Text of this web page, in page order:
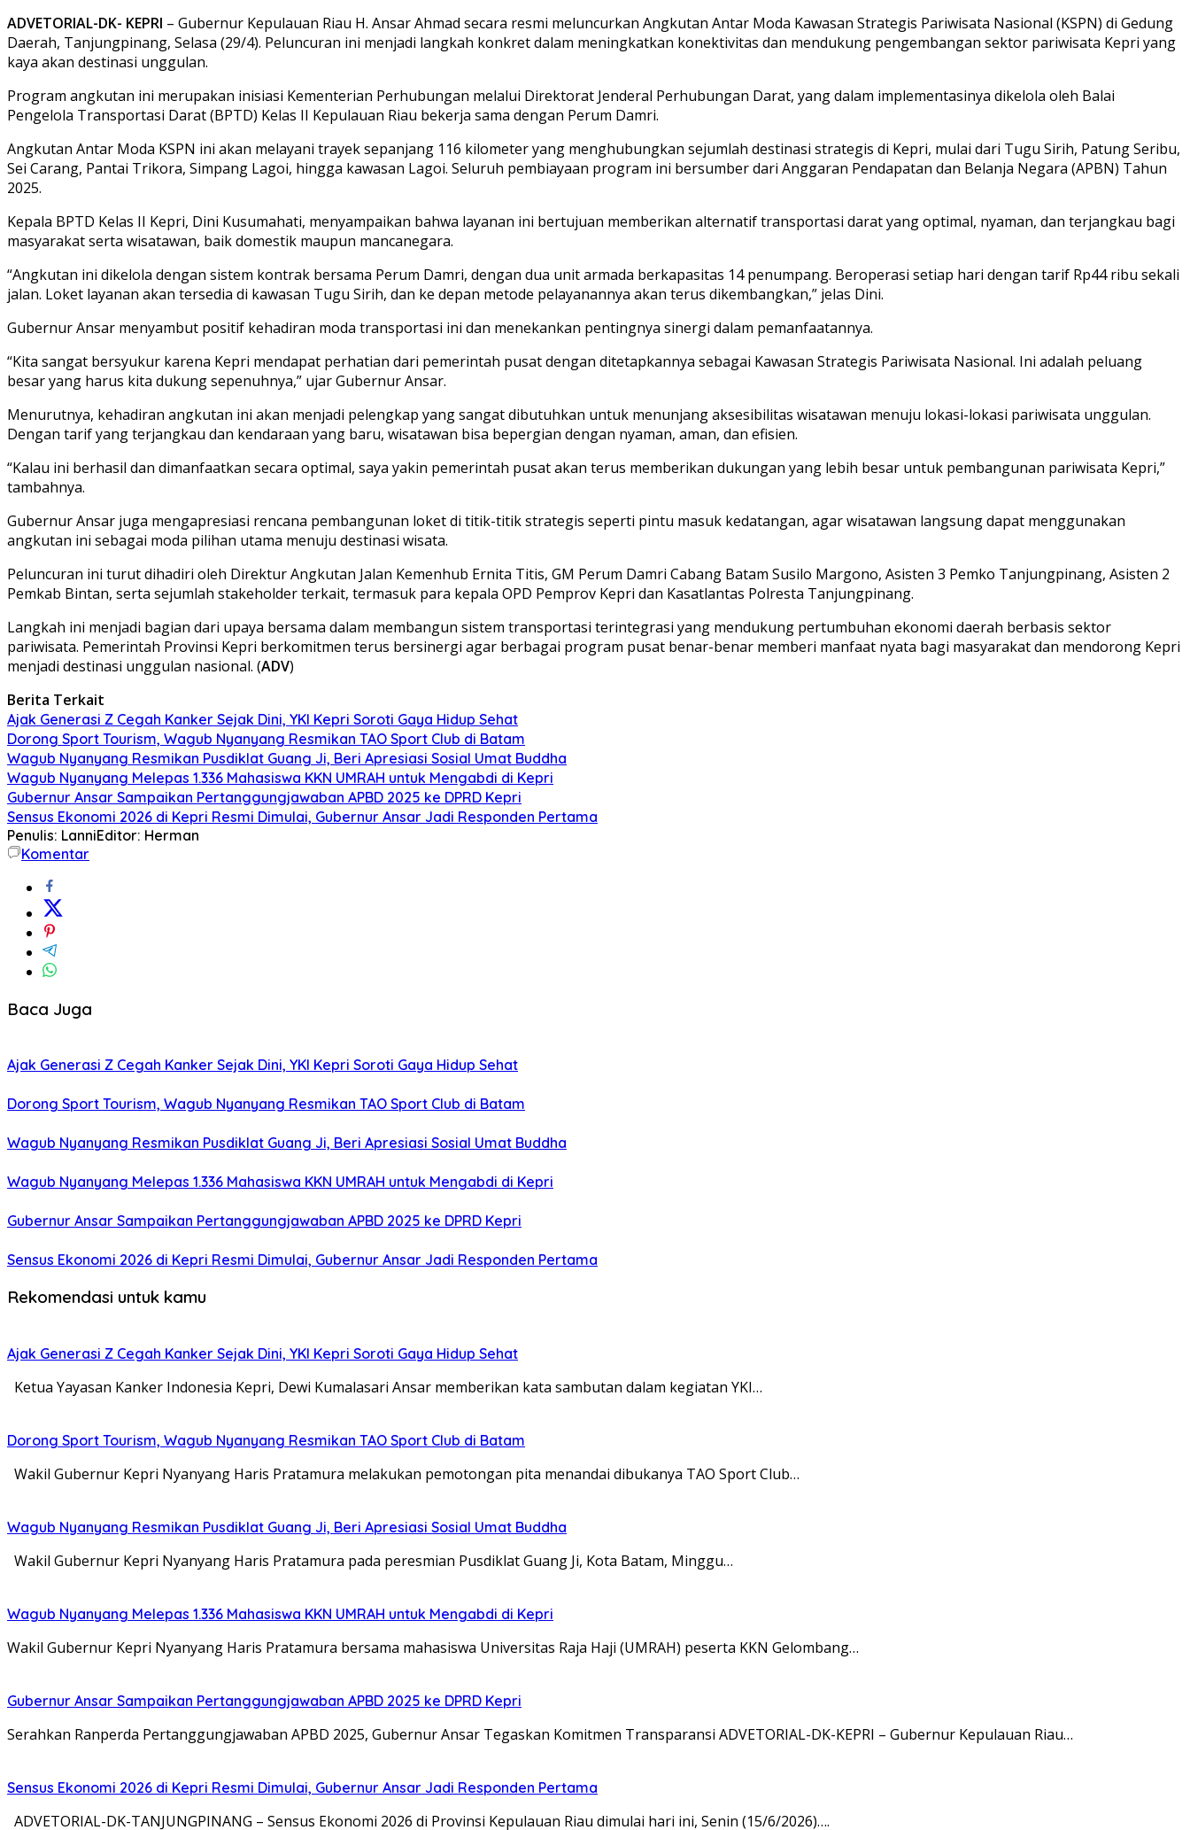
ADVETORIAL-DK- KEPRI – Gubernur Kepulauan Riau H. Ansar Ahmad secara resmi meluncurkan Angkutan Antar Moda Kawasan Strategis Pariwisata Nasional (KSPN) di Gedung
Daerah, Tanjungpinang, Selasa (29/4). Peluncuran ini menjadi langkah konkret dalam meningkatkan konektivitas dan mendukung pengembangan sektor pariwisata Kepri yang
kaya akan destinasi unggulan.
Program angkutan ini merupakan inisiasi Kementerian Perhubungan melalui Direktorat Jenderal Perhubungan Darat, yang dalam implementasinya dikelola oleh Balai
Pengelola Transportasi Darat (BPTD) Kelas II Kepulauan Riau bekerja sama dengan Perum Damri.
Angkutan Antar Moda KSPN ini akan melayani trayek sepanjang 116 kilometer yang menghubungkan sejumlah destinasi strategis di Kepri, mulai dari Tugu Sirih, Patung Seribu,
Sei Carang, Pantai Trikora, Simpang Lagoi, hingga kawasan Lagoi. Seluruh pembiayaan program ini bersumber dari Anggaran Pendapatan dan Belanja Negara (APBN) Tahun
2025.
Kepala BPTD Kelas II Kepri, Dini Kusumahati, menyampaikan bahwa layanan ini bertujuan memberikan alternatif transportasi darat yang optimal, nyaman, dan terjangkau bagi
masyarakat serta wisatawan, baik domestik maupun mancanegara.
“Angkutan ini dikelola dengan sistem kontrak bersama Perum Damri, dengan dua unit armada berkapasitas 14 penumpang. Beroperasi setiap hari dengan tarif Rp44 ribu sekali
jalan. Loket layanan akan tersedia di kawasan Tugu Sirih, dan ke depan metode pelayanannya akan terus dikembangkan,” jelas Dini.
Gubernur Ansar menyambut positif kehadiran moda transportasi ini dan menekankan pentingnya sinergi dalam pemanfaatannya.
“Kita sangat bersyukur karena Kepri mendapat perhatian dari pemerintah pusat dengan ditetapkannya sebagai Kawasan Strategis Pariwisata Nasional. Ini adalah peluang
besar yang harus kita dukung sepenuhnya,” ujar Gubernur Ansar.
Menurutnya, kehadiran angkutan ini akan menjadi pelengkap yang sangat dibutuhkan untuk menunjang aksesibilitas wisatawan menuju lokasi-lokasi pariwisata unggulan.
Dengan tarif yang terjangkau dan kendaraan yang baru, wisatawan bisa bepergian dengan nyaman, aman, dan efisien.
“Kalau ini berhasil dan dimanfaatkan secara optimal, saya yakin pemerintah pusat akan terus memberikan dukungan yang lebih besar untuk pembangunan pariwisata Kepri,”
tambahnya.
Gubernur Ansar juga mengapresiasi rencana pembangunan loket di titik-titik strategis seperti pintu masuk kedatangan, agar wisatawan langsung dapat menggunakan
angkutan ini sebagai moda pilihan utama menuju destinasi wisata.
Peluncuran ini turut dihadiri oleh Direktur Angkutan Jalan Kemenhub Ernita Titis, GM Perum Damri Cabang Batam Susilo Margono, Asisten 3 Pemko Tanjungpinang, Asisten 2
Pemkab Bintan, serta sejumlah stakeholder terkait, termasuk para kepala OPD Pemprov Kepri dan Kasatlantas Polresta Tanjungpinang.
Langkah ini menjadi bagian dari upaya bersama dalam membangun sistem transportasi terintegrasi yang mendukung pertumbuhan ekonomi daerah berbasis sektor
pariwisata. Pemerintah Provinsi Kepri berkomitmen terus bersinergi agar berbagai program pusat benar-benar memberi manfaat nyata bagi masyarakat dan mendorong Kepri
menjadi destinasi unggulan nasional. (ADV)
Berita Terkait
Ajak Generasi Z Cegah Kanker Sejak Dini, YKI Kepri Soroti Gaya Hidup Sehat
Dorong Sport Tourism, Wagub Nyanyang Resmikan TAO Sport Club di Batam
Wagub Nyanyang Resmikan Pusdiklat Guang Ji, Beri Apresiasi Sosial Umat Buddha
Wagub Nyanyang Melepas 1.336 Mahasiswa KKN UMRAH untuk Mengabdi di Kepri
Gubernur Ansar Sampaikan Pertanggungjawaban APBD 2025 ke DPRD Kepri
Sensus Ekonomi 2026 di Kepri Resmi Dimulai, Gubernur Ansar Jadi Responden Pertama
Penulis: LanniEditor: Herman
Komentar
Baca Juga
Ajak Generasi Z Cegah Kanker Sejak Dini, YKI Kepri Soroti Gaya Hidup Sehat
Dorong Sport Tourism, Wagub Nyanyang Resmikan TAO Sport Club di Batam
Wagub Nyanyang Resmikan Pusdiklat Guang Ji, Beri Apresiasi Sosial Umat Buddha
Wagub Nyanyang Melepas 1.336 Mahasiswa KKN UMRAH untuk Mengabdi di Kepri
Gubernur Ansar Sampaikan Pertanggungjawaban APBD 2025 ke DPRD Kepri
Sensus Ekonomi 2026 di Kepri Resmi Dimulai, Gubernur Ansar Jadi Responden Pertama
Rekomendasi untuk kamu
Ajak Generasi Z Cegah Kanker Sejak Dini, YKI Kepri Soroti Gaya Hidup Sehat
Ketua Yayasan Kanker Indonesia Kepri, Dewi Kumalasari Ansar memberikan kata sambutan dalam kegiatan YKI…
Dorong Sport Tourism, Wagub Nyanyang Resmikan TAO Sport Club di Batam
Wakil Gubernur Kepri Nyanyang Haris Pratamura melakukan pemotongan pita menandai dibukanya TAO Sport Club…
Wagub Nyanyang Resmikan Pusdiklat Guang Ji, Beri Apresiasi Sosial Umat Buddha
Wakil Gubernur Kepri Nyanyang Haris Pratamura pada peresmian Pusdiklat Guang Ji, Kota Batam, Minggu…
Wagub Nyanyang Melepas 1.336 Mahasiswa KKN UMRAH untuk Mengabdi di Kepri
Wakil Gubernur Kepri Nyanyang Haris Pratamura bersama mahasiswa Universitas Raja Haji (UMRAH) peserta KKN Gelombang…
Gubernur Ansar Sampaikan Pertanggungjawaban APBD 2025 ke DPRD Kepri
Serahkan Ranperda Pertanggungjawaban APBD 2025, Gubernur Ansar Tegaskan Komitmen Transparansi ADVETORIAL-DK-KEPRI – Gubernur Kepulauan Riau…
Sensus Ekonomi 2026 di Kepri Resmi Dimulai, Gubernur Ansar Jadi Responden Pertama
ADVETORIAL-DK-TANJUNGPINANG – Sensus Ekonomi 2026 di Provinsi Kepulauan Riau dimulai hari ini, Senin (15/6/2026)….